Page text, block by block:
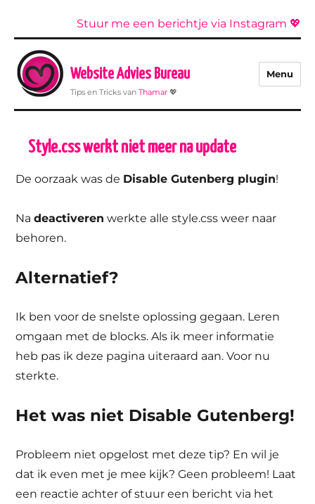
Stuur me een berichtje via Instagram 💖
Website Advies Bureau
Tips en Tricks vanThamar 💖
Menu
Style.css werkt niet meer na update
De oorzaak was de Disable Gutenberg plugin!
Nadeactiveren werkte alle style.css weer naar
behoren.
Alternatief?
Ik ben voor de snelste oplossing gegaan. Leren
omgaan met de blocks. Als ik meer informatie
heb pas ik deze pagina uiteraard aan. Voor nu
sterkte.
Het was niet Disable Gutenberg!
Probleem niet opgelost met deze tip? En wil je
dat ik even met je mee kijk? Geen probleem! Laat
een reactie achter of stuur een bericht via het